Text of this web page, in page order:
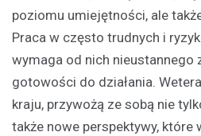
poziomu umiejętności, ale
Praca w często trudnych i
wymaga od nich nieustannego
gotowości do działania.
kraju, przywożą ze sobą nie
także nowe perspektywy, które